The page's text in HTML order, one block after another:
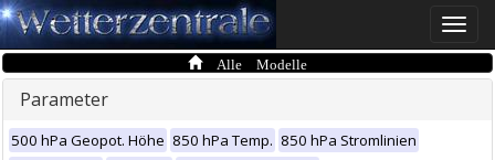
Toggle
Alle Modelle
Parameter
500 hPa Geopot. Höhe 850 hPa Temp. 850 hPa Stromlinien